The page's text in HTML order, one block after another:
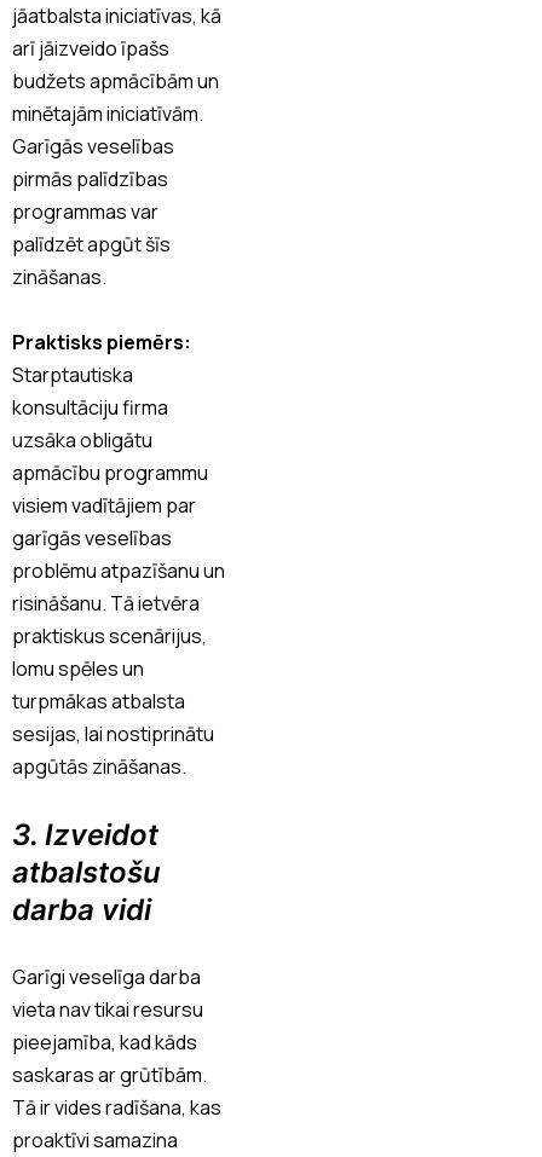
jāatbalsta iniciatīvas, kā
arī jāizveido īpašs
budžets apmācībām un
minētajām iniciatīvām.
Garīgās veselības
pirmās palīdzības
programmas var
palīdzēt apgūt šīs
zināšanas.
Praktisks piemērs:
Starptautiska
konsultāciju firma
uzsāka obligātu
apmācību programmu
visiem vadītājiem par
garīgās veselības
problēmu atpazīšanu un
risināšanu. Tā ietvēra
praktiskus scenārijus,
lomu spēles un
turpmākas atbalsta
sesijas, lai nostiprinātu
apgūtās zināšanas.
3. Izveidot
atbalstošu
darba vidi
Garīgi veselīga darba
vieta nav tikai resursu
pieejamība, kad kāds
saskaras ar grūtībām.
Tā ir vides radīšana, kas
proaktīvi samazina